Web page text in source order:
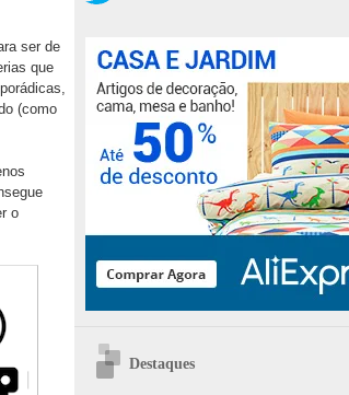
ser de
que
(como
o
Destaques